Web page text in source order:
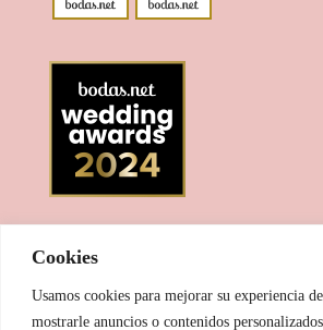
Cookies
Usamos cookies para mejorar su experiencia de
mostrarle anuncios o contenidos